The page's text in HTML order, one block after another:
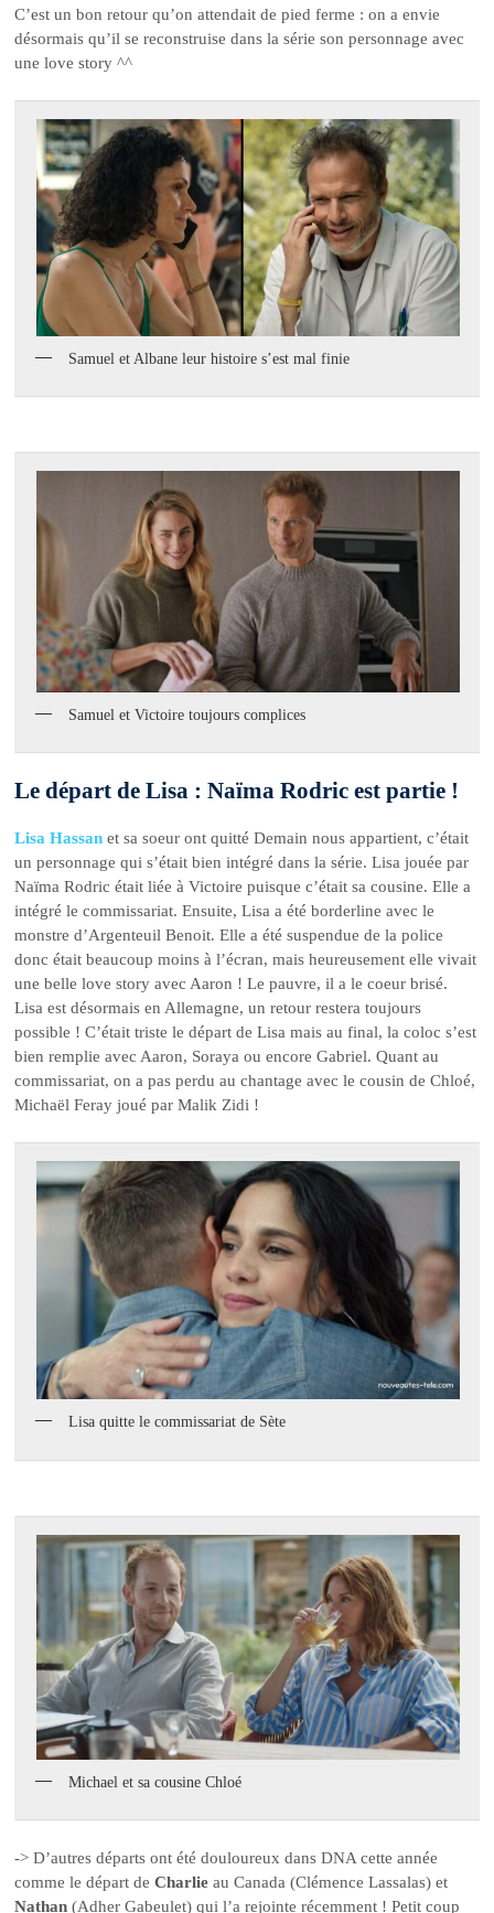
C’est un bon retour qu’on attendait de pied ferme : on a envie
désormais qu’il se reconstruise dans la série son personnage avec
une love story ^^
Samuel et Albane leur histoire s’est mal finie
Samuel et Victoire toujours complices
Le départ de Lisa : Naïma Rodric est partie !
Lisa Hassan et sa soeur ont quitté Demain nous appartient, c’était
un personnage qui s’était bien intégré dans la série. Lisa jouée par
Naïma Rodric était liée à Victoire puisque c’était sa cousine. Elle a
intégré le commissariat. Ensuite, Lisa a été borderline avec le
monstre d’Argenteuil Benoit. Elle a été suspendue de la police
donc était beaucoup moins à l’écran, mais heureusement elle vivait
une belle love story avec Aaron ! Le pauvre, il a le coeur brisé.
Lisa est désormais en Allemagne, un retour restera toujours
possible ! C’était triste le départ de Lisa mais au final, la coloc s’est
bien remplie avec Aaron, Soraya ou encore Gabriel. Quant au
commissariat, on a pas perdu au chantage avec le cousin de Chloé,
Michaël Feray joué par Malik Zidi !
Lisa quitte le commissariat de Sète
Michael et sa cousine Chloé
-> D’autres départs ont été douloureux dans DNA cette année
comme le départ deCharlie au Canada (Clémence Lassalas) et
Nathan(Adher Gabeulet) qui l’a rejointe récemment ! Petit coup